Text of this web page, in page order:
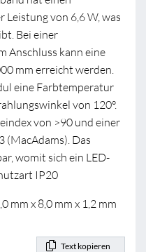
von 6,6 W, was
Bei einer
Anschluss kann eine
mm erreicht werden.
eine Farbtemperatur
von 120°.
von >90 und einer
(MacAdams). Das
womit sich ein LED-
IP20
mm x 8,0 mm x 1,2 mm
Text kopieren